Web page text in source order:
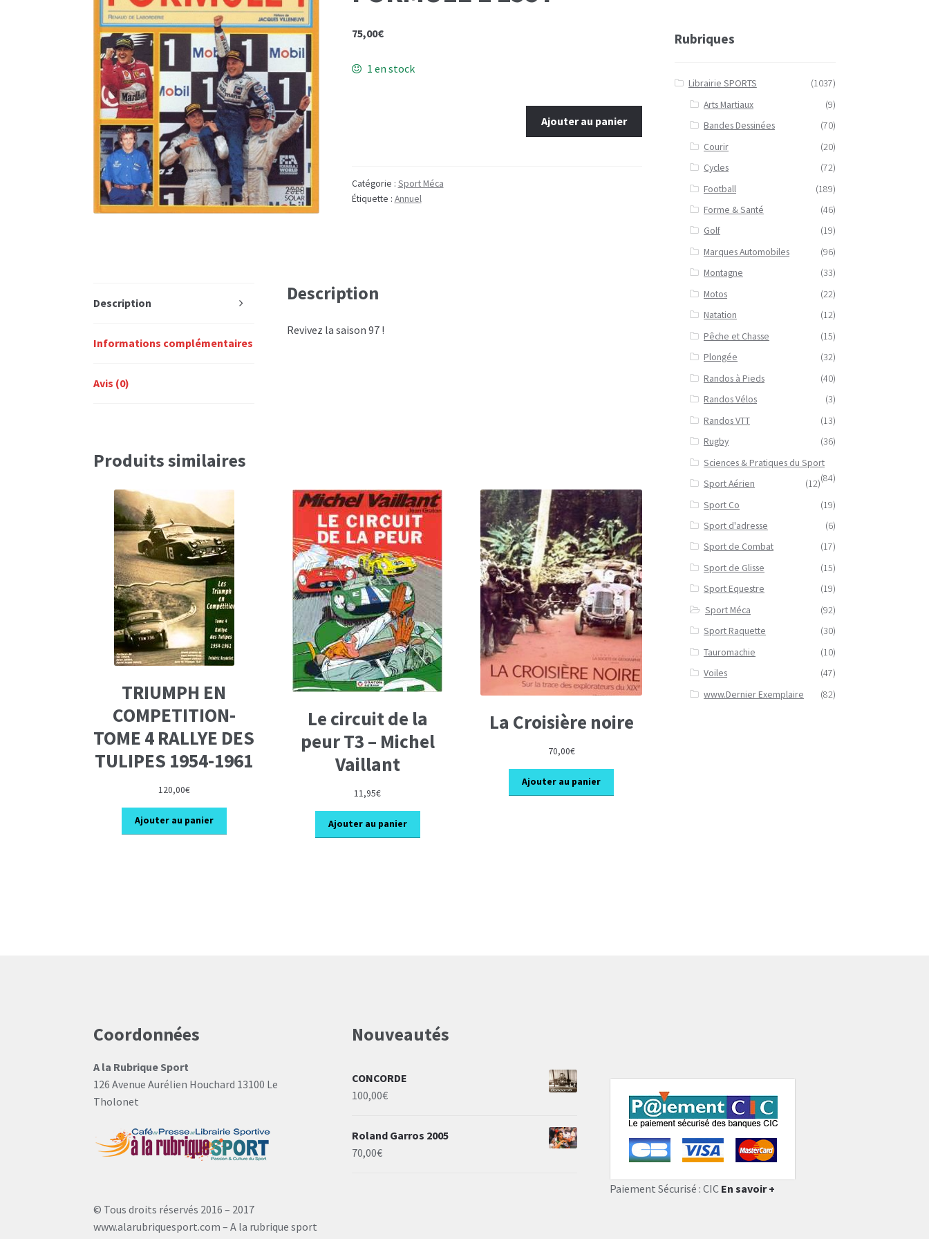
75,00€
1 en stock
D'OR
DE
Ajouter au panier
Catégorie : Sport Méca
Étiquette : Annuel
Description
Informations complémentaires
Avis (0)
Description
Revivez la saison 97 !
Produits similaires
TRIUMPH EN
COMPETITION-
TOME 4 RALLYE DES
TULIPES 1954-1961
120,00€
Ajouter au panier
Le circuit de la
peur T3 – Michel
Vaillant
11,95€
Ajouter au panier
La Croisière noire
70,00€
Ajouter au panier
Rubriques
Librairie SPORTS
(1037)
Arts Martiaux
(9)
Bandes Dessinées
(70)
Courir
(20)
Cycles
(72)
Football
(189)
Forme & Santé
(46)
Golf
(19)
Marques Automobiles
(96)
Montagne
(33)
Motos
(22)
Natation
(12)
Pêche et Chasse
(15)
Plongée
(32)
Randos à Pieds
(40)
Randos Vélos
(3)
Randos VTT
(13)
Rugby
(36)
Sciences & Pratiques du Sport
(84)
Sport Aérien
(12)
Sport Co
(19)
Sport d'adresse
(6)
Sport de Combat
(17)
Sport de Glisse
(15)
Sport Equestre
(19)
Sport Méca
(92)
Sport Raquette
(30)
Tauromachie
(10)
Voiles
(47)
www.Dernier Exemplaire
(82)
Coordonnées
A la Rubrique Sport
126 Avenue Aurélien Houchard 13100 Le
Tholonet
© Tous droits réservés 2016 – 2017
www.alarubriquesport.com – A la rubrique sport
Nouveautés
CONCORDE
100,00€
Roland Garros 2005
70,00€
Paiement Sécurisé : CIC En savoir +